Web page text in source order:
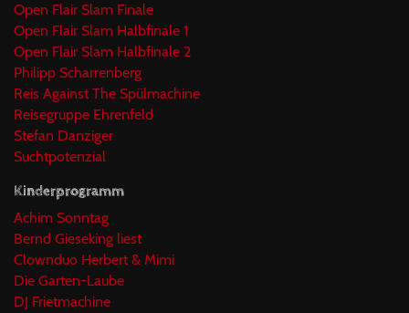
Open Flair Slam Finale
Open Flair Slam Halbfinale 1
Open Flair Slam Halbfinale 2
Philipp Scharrenberg
Reis Against The Spülmachine
Reisegruppe Ehrenfeld
Stefan Danziger
Suchtpotenzial
Kinderprogramm
Achim Sonntag
Bernd Gieseking liest
Clownduo Herbert & Mimi
Die Garten-Laube
DJ Frietmachine